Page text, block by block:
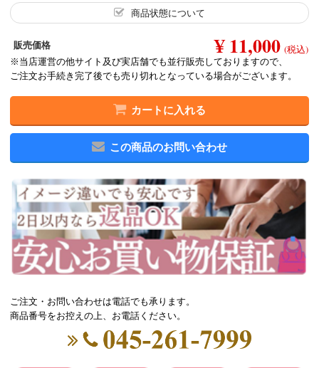
商品状態について
販売価格 ¥ 11,000 (税込)
※当店運営の他サイト及び実店舗でも並行販売しておりますので、
ご注文お手続き完了後でも売り切れとなっている場合がございます。
カートに入れる
この商品のお問い合わせ
ご注文・お問い合わせは電話でも承ります。
商品番号をお控えの上、お電話ください。